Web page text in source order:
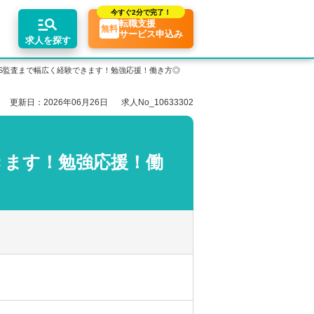
求人を探す
今すぐ2分で完了！
無料転職支援
サービス申込み
アアドバイザーの紹介
求人例
コンテンツ
転職成功ノウハウ
業界トピックス
税理士用語辞典
エリア別求人情報
関西
監査まで幅広く経験できます！勉強応援！働き方◎
更新日：2026年06月26日 求人No_10633302
す！勉強応援！働